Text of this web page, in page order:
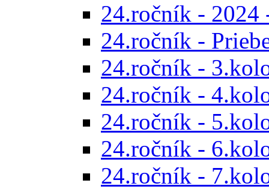
24.ročník - 2024
24.ročník -
24.ročník -
24.ročník -
24.ročník -
24.ročník -
24.ročník -